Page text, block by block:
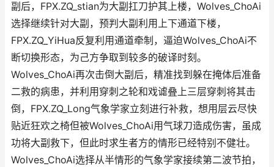
副后，FPX.ZQ_stian为大副扛刀护其上楼，Wolves_ChoAi
选择继续针对大副，预判大副利用上下通道下楼，
FPX.ZQ_YiHua反复利用通道牵制，逼迫Wolves_ChoAi不
断切换形态，为己方争取到较多的破译时刻。
Wolves_ChoAi再次击倒大副后，精准找到躲在掩体后准备
二救的病患，并利用穿刺之轮和戏谑叠上三层穿刺将其击
倒，FPX.ZQ_Long气象学家立刻进行补救，想用层云尽快
贴近狂欢之椅但被Wolves_ChoAi用气球刀造成伤害，虽成
功将大副救下，但此时求生者方的情形已经特别不健壮。
Wolves_ChoAi选择从半情形的气象学家接续第二波节拍，